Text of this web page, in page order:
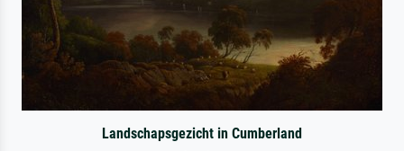
Landschapsgezicht in Cumberland